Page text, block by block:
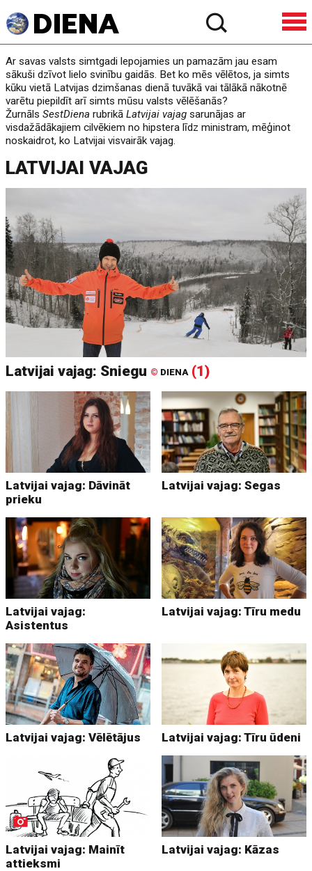
Ar savas valsts simtgadi lepojamies un pamazām jau esam
sākuši dzīvot lielo svinību gaidās. Bet ko mēs vēlētos, ja simts
kūku vietā Latvijas dzimšanas dienā tuvākā vai tālākā nākotnē
varētu piepildīt arī simts mūsu valsts vēlēšanās?
ŽurnālsSestDiena rubrikāLatvijai vajag sarunājas ar
visdažādākajiem cilvēkiem no hipstera līdz ministram, mēģinot
noskaidrot, ko Latvijai visvairāk vajag.
LATVIJAI VAJAG
Latvijai vajag: Sniegu © DIENA (1)
Latvijai vajag: Dāvināt
prieku
Latvijai vajag: Segas
Latvijai vajag:
Asistentus
Latvijai vajag: Tīru medu
Latvijai vajag: Vēlētājus Latvijai vajag: Tīru ūdeni
Latvijai vajag: Mainīt
attieksmi
Latvijai vajag: Kāzas